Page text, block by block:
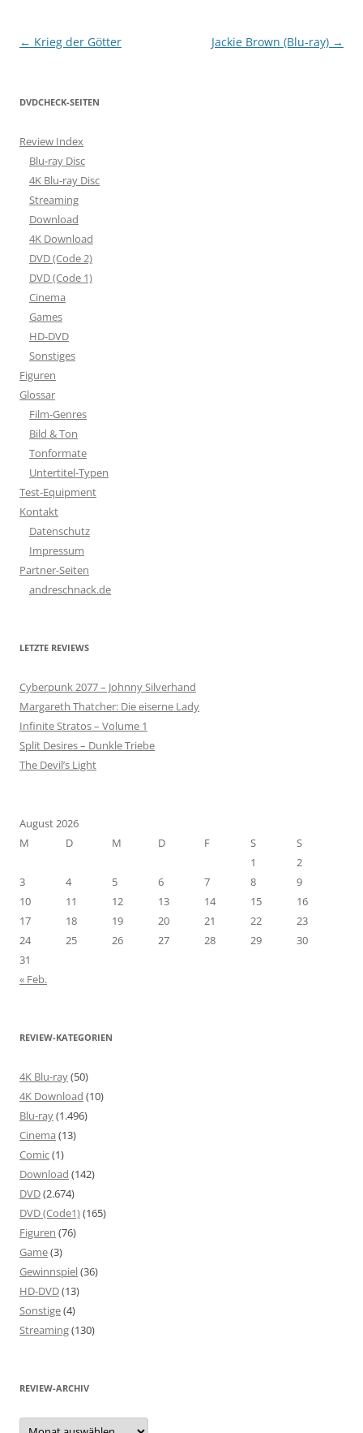
Beitragsnavigation
← Krieg der Götter Jackie Brown (Blu-ray) →
DVDCHECK-SEITEN
Review Index
Blu-ray Disc
4K Blu-ray Disc
Streaming
Download
4K Download
DVD (Code 2)
DVD (Code 1)
Cinema
Games
HD-DVD
Sonstiges
Figuren
Glossar
Film-Genres
Bild & Ton
Tonformate
Untertitel-Typen
Test-Equipment
Kontakt
Datenschutz
Impressum
Partner-Seiten
andreschnack.de
LETZTE REVIEWS
Cyberpunk 2077 – Johnny Silverhand
Margareth Thatcher: Die eiserne Lady
Infinite Stratos – Volume 1
Split Desires – Dunkle Triebe
The Devil’s Light
August 2026
M
D M D F S
S
1
2
3
4 5 6 7 8
9
10
11 12 13 14 15
16
17
18 19 20 21 22
23
24
25 26 27 28 29
30
31
« Feb.
REVIEW-KATEGORIEN
4K Blu-ray(50)
4K Download (10)
Blu-ray(1.496)
Cinema (13)
Comic(1)
Download (142)
DVD(2.674)
DVD (Code1)(165)
Figuren (76)
Game(3)
Gewinnspiel(36)
HD-DVD(13)
Sonstige(4)
Streaming(130)
REVIEW-ARCHIV
Review-